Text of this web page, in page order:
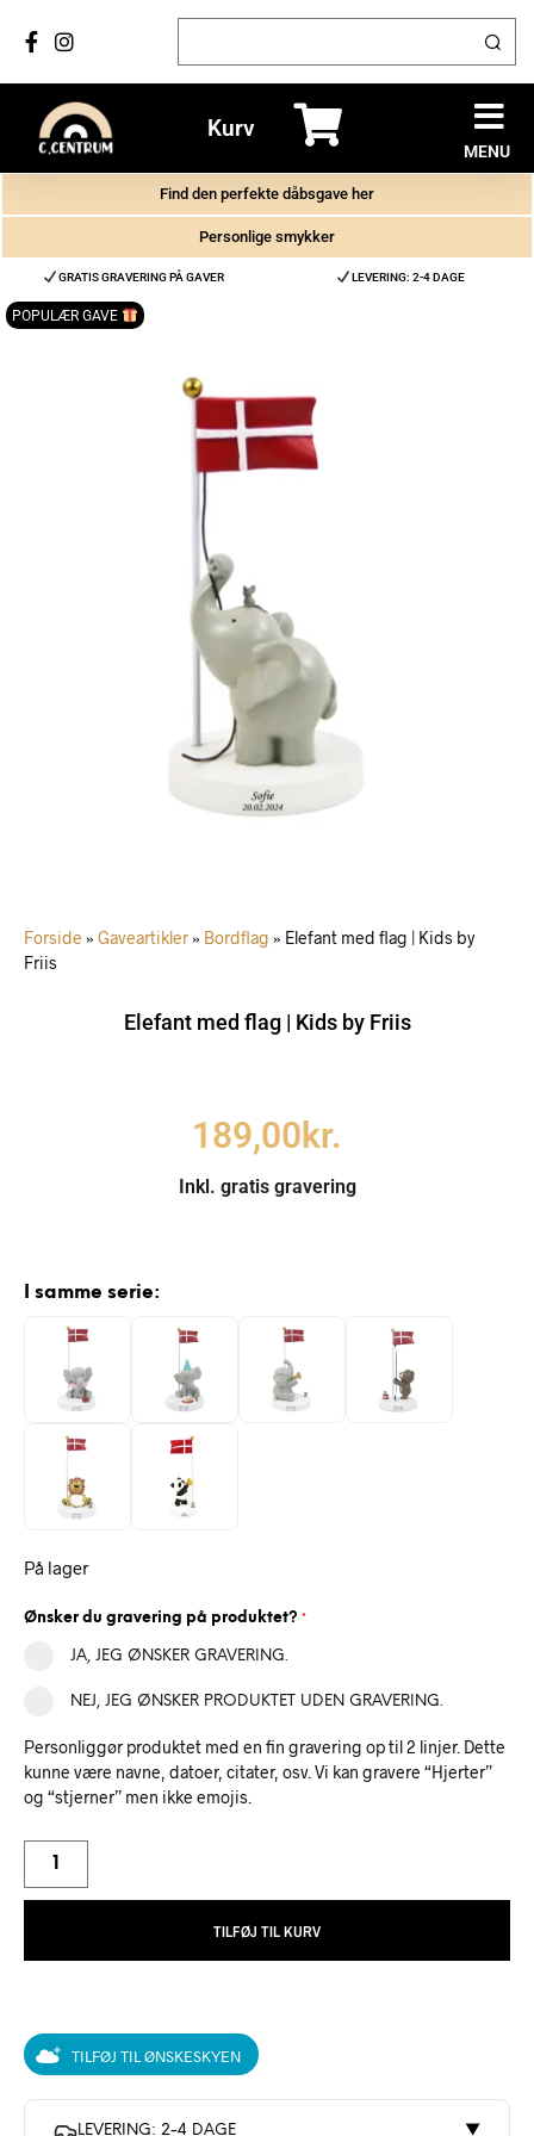
Kurv
MENU
Find den perfekte dåbsgave her
Personlige smykker
GRATIS GRAVERING PÅ GAVER LEVERING: 2-4 DAGE
POPULÆR GAVE
Forside » Gaveartikler » Bordflag » Elefant med flag | Kids by
Friis
Elefant med flag | Kids by Friis
189,00kr.
Inkl. gratis gravering
I samme serie:
På lager
Ønsker du gravering på produktet? *
JA, JEG ØNSKER GRAVERING.
NEJ, JEG ØNSKER PRODUKTET UDEN GRAVERING.
Personliggør produktet med en fin gravering op til 2 linjer. Dette
kunne være navne, datoer, citater, osv. Vi kan gravere “Hjerter”
og “stjerner” men ikke emojis.
TILFØJ TIL KURV
TILFØJ TIL ØNSKESKYEN
LEVERING: 2-4 DAGE ▼